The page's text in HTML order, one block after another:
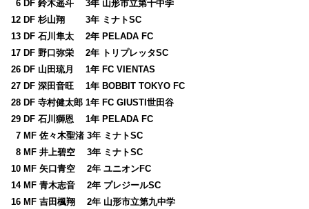
06 DF 鈴木遥斗 3年 山形市立第十中学
12 DF 杉山翔 3年 ミナトSC
13 DF 石川隼太 2年 PELADA FC
17 DF 野口弥栄 2年 トリプレッタSC
26 DF 山田琉月 1年 FC VIENTAS
27 DF 深田音旺 1年 BOBBIT TOKYO FC
28 DF 寺村健太郎 1年 FC GIUSTI世田谷
29 DF 石川獅恩 1年 PELADA FC
07 MF 佐々木聖渚 3年 ミナトSC
08 MF 井上碧空 3年 ミナトSC
10 MF 矢口青空 2年 ユニオンFC
14 MF 青木志音 2年 プレジールSC
16 MF 吉田楓翔 2年 山形市立第九中学